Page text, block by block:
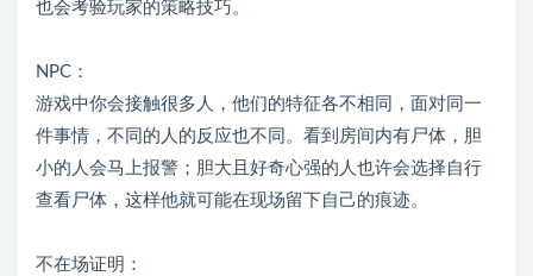
也会考验玩家的策略技巧。
NPC：
游戏中你会接触很多人，他们的特征各不相同，面对同一
件事情，不同的人的反应也不同。看到房间内有尸体，胆
小的人会马上报警；胆大且好奇心强的人也许会选择自行
查看尸体，这样他就可能在现场留下自己的痕迹。
不在场证明：